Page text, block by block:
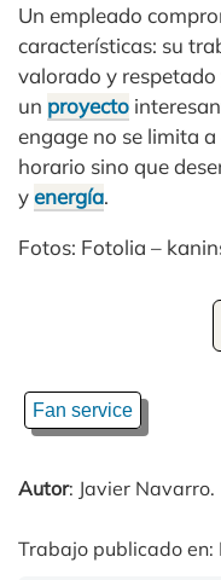
Un empleado
características: su
valorado y
un proyecto
engage no se limita
horario sino que
yenergía.
Fotos: Fotolia –
Fan service
Autor: Javier Navarro.
Trabajo publicado en: